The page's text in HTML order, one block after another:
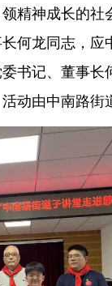
精神成长的
何龙同志，
书记、董事
动由中南路街